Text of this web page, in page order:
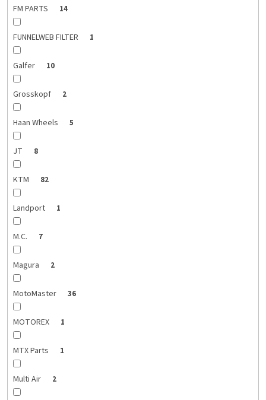
FM PARTS 14
FUNNELWEB FILTER 1
Galfer 10
Grosskopf 2
Haan Wheels 5
JT 8
KTM 82
Landport 1
M.C. 7
Magura 2
MotoMaster 36
MOTOREX 1
MTX Parts 1
Multi Air 2